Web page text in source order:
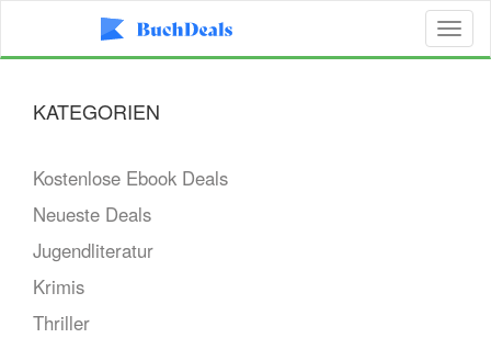
KATEGORIEN
Kostenlose Ebook Deals
Neueste Deals
Jugendliteratur
Krimis
Thriller